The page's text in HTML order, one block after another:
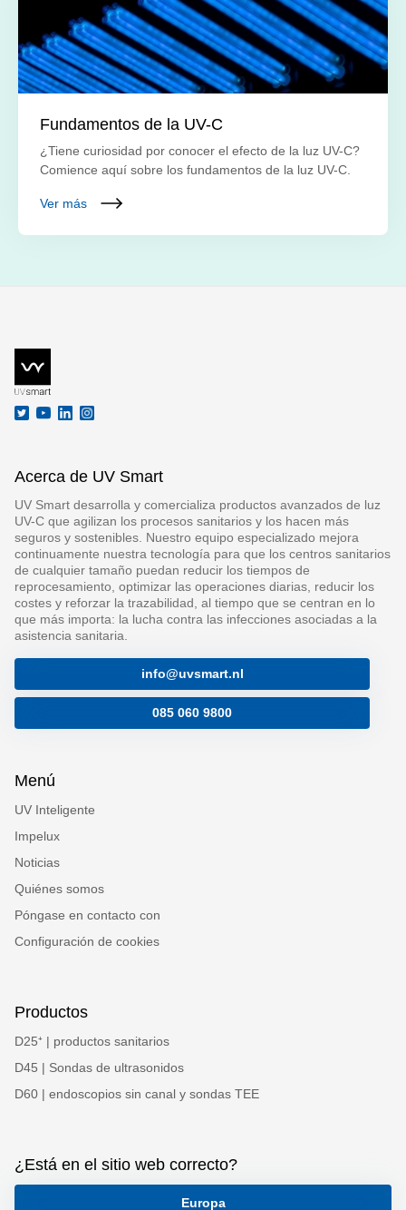
Fundamentos de la UV-C
¿Tiene curiosidad por conocer el efecto de la luz UV-C?
Comience aquí sobre los fundamentos de la luz UV-C.
Ver más
Acerca de UV Smart
UV Smart desarrolla y comercializa productos avanzados de luz
UV-C que agilizan los procesos sanitarios y los hacen más
seguros y sostenibles. Nuestro equipo especializado mejora
continuamente nuestra tecnología para que los centros sanitarios
de cualquier tamaño puedan reducir los tiempos de
reprocesamiento, optimizar las operaciones diarias, reducir los
costes y reforzar la trazabilidad, al tiempo que se centran en lo
que más importa: la lucha contra las infecciones asociadas a la
asistencia sanitaria.
info@uvsmart.nl
085 060 9800
Menú
UV Inteligente
Impelux
Noticias
Quiénes somos
Póngase en contacto con
Configuración de cookies
Productos
D25⁺ | productos sanitarios
D45 | Sondas de ultrasonidos
D60 | endoscopios sin canal y sondas TEE
¿Está en el sitio web correcto?
Europa